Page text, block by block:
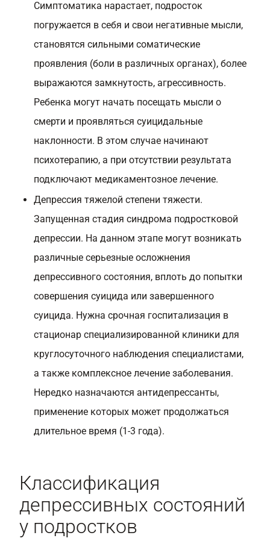
Симптоматика нарастает, подросток
погружается в себя и свои негативные мысли,
становятся сильными соматические
проявления (боли в различных органах), более
выражаются замкнутость, агрессивность.
Ребенка могут начать посещать мысли о
смерти и проявляться суицидальные
наклонности. В этом случае начинают
психотерапию, а при отсутствии результата
подключают медикаментозное лечение.
Депрессия тяжелой степени тяжести.
Запущенная стадия синдрома подростковой
депрессии. На данном этапе могут возникать
различные серьезные осложнения
депрессивного состояния, вплоть до попытки
совершения суицида или завершенного
суицида. Нужна срочная госпитализация в
стационар специализированной клиники для
круглосуточного наблюдения специалистами,
а также комплексное лечение заболевания.
Нередко назначаются антидепрессанты,
применение которых может продолжаться
длительное время (1-3 года).
Классификация
депрессивных состояний
у подростков